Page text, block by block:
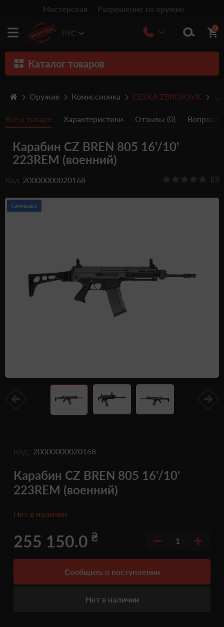
Мастерская Разрешение на оружие
РУС
0
Каталог товаров
Травматическое оружие
Пистолеты
Оптика
Тюнинг
Аксессуары
Подарочные Сертификати
Оружие Комиссионка CESKA ZBROJOVK
Все о товаре Характеристики Отзывы (0) Вопрос/
Карабин CZ BREN 805 16'/10'
223REM (военний)
Код 20000000020168 (0)
Самовывоз
Код: 20000000020168
Карабин CZ BREN 805 16'/10'
223REM (военний)
Нет в наличии
255 150.0 ₴ 1
Сообщить о поступлении
Нет в наличии